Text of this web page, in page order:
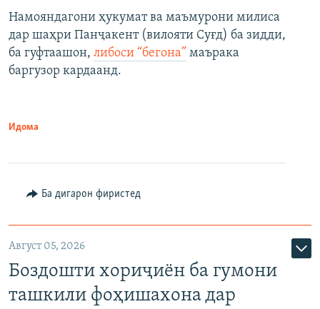
Намояндагони ҳукумат ва маъмурони милиса
дар шаҳри Панҷакент (вилояти Суғд) ба зидди,
ба гуфтаашон, либоси “бегона” маърака
баргузор кардаанд.
Идома
Ба дигарон фиристед
Август 05, 2026
Боздошти хориҷиён ба гумони
ташкили фоҳишахона дар